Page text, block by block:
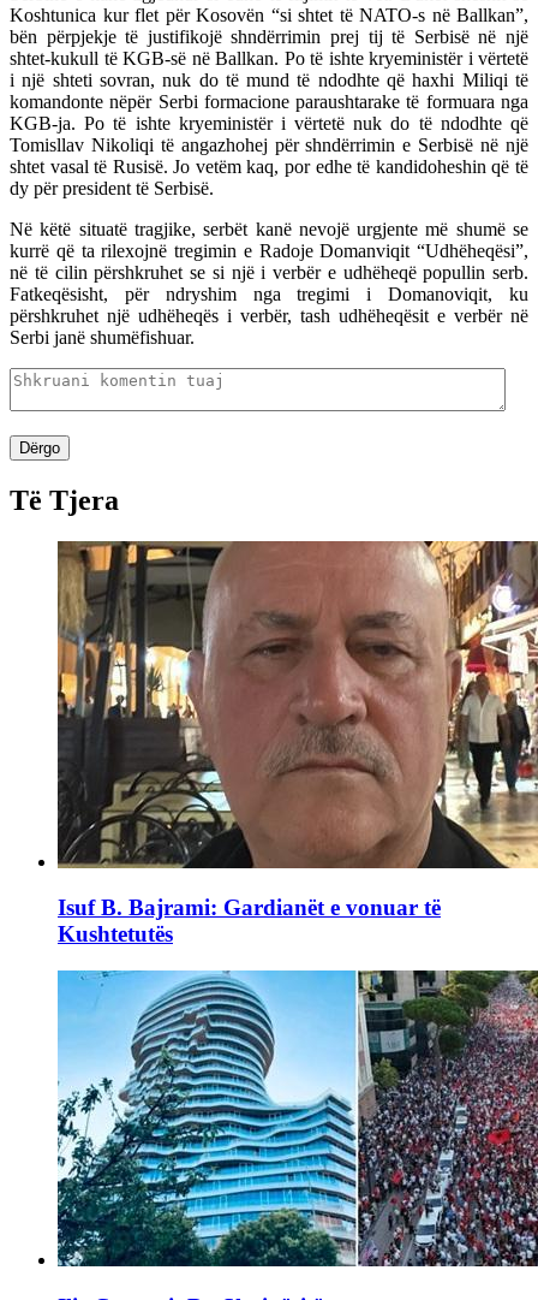
Koshtunica kur flet për Kosovën “si shtet të NATO-s në Ballkan”,
bën përpjekje të justifikojë shndërrimin prej tij të Serbisë në një
shtet-kukull të KGB-së në Ballkan. Po të ishte kryeministër i vërtetë
i një shteti sovran, nuk do të mund të ndodhte që haxhi Miliqi të
komandonte nëpër Serbi formacione paraushtarake të formuara nga
KGB-ja. Po të ishte kryeministër i vërtetë nuk do të ndodhte që
Tomisllav Nikoliqi të angazhohej për shndërrimin e Serbisë në një
shtet vasal të Rusisë. Jo vetëm kaq, por edhe të kandidoheshin që të
dy për president të Serbisë.
Në këtë situatë tragjike, serbët kanë nevojë urgjente më shumë se
kurrë që ta rilexojnë tregimin e Radoje Domanviqit “Udhëheqësi”,
në të cilin përshkruhet se si një i verbër e udhëheqë popullin serb.
Fatkeqësisht, për ndryshim nga tregimi i Domanoviqit, ku
përshkruhet një udhëheqës i verbër, tash udhëheqësit e verbër në
Serbi janë shumëfishuar.
Dërgo
Të Tjera
Isuf B. Bajrami: Gardianët e vonuar të
Kushtetutës